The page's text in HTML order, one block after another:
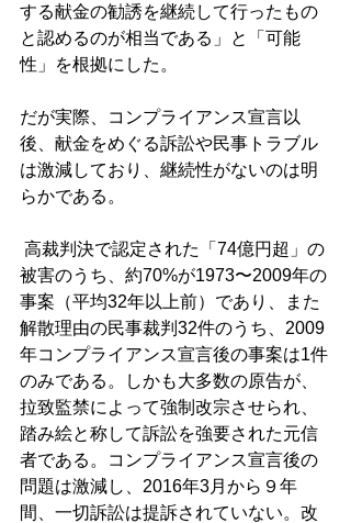
する献金の勧誘を継続して行ったもの
と認めるのが相当である」と「可能
性」を根拠にした。
だが実際、コンプライアンス宣言以
後、献金をめぐる訴訟や民事トラブル
は激減しており、継続性がないのは明
らかである。
高裁判決で認定された「74億円超」の
被害のうち、約70%が1973〜2009年の
事案（平均32年以上前）であり、また
解散理由の民事裁判32件のうち、2009
年コンプライアンス宣言後の事案は1件
のみである。しかも大多数の原告が、
拉致監禁によって強制改宗させられ、
踏み絵と称して訴訟を強要された元信
者である。コンプライアンス宣言後の
問題は激減し、2016年3月から９年
間、一切訴訟は提訴されていない。改